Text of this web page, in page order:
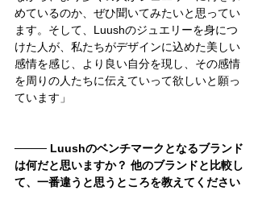
めているのか、ぜひ聞いてみたいと思ってい
ます。そして、Luushのジュエリーを身につ
けた人が、私たちがデザインに込めた美しい
感情を感じ、より良い自分を現し、その感情
を周りの人たちに伝えていって欲しいと願っ
ています」
──── Luushのベンチマークとなるブランド
は何だと思いますか？ 他のブランドと比較し
て、一番違うと思うところを教えてください